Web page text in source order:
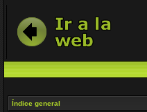
Índice general